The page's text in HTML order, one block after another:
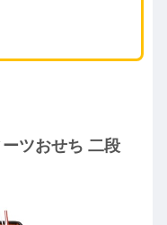
ツおせち 二段